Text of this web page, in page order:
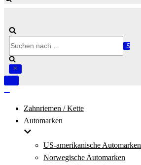
nach …
Navigation
Zahnriemen / Kette
Automarken
US-amerikanische Automarken
Norwegische Automarken